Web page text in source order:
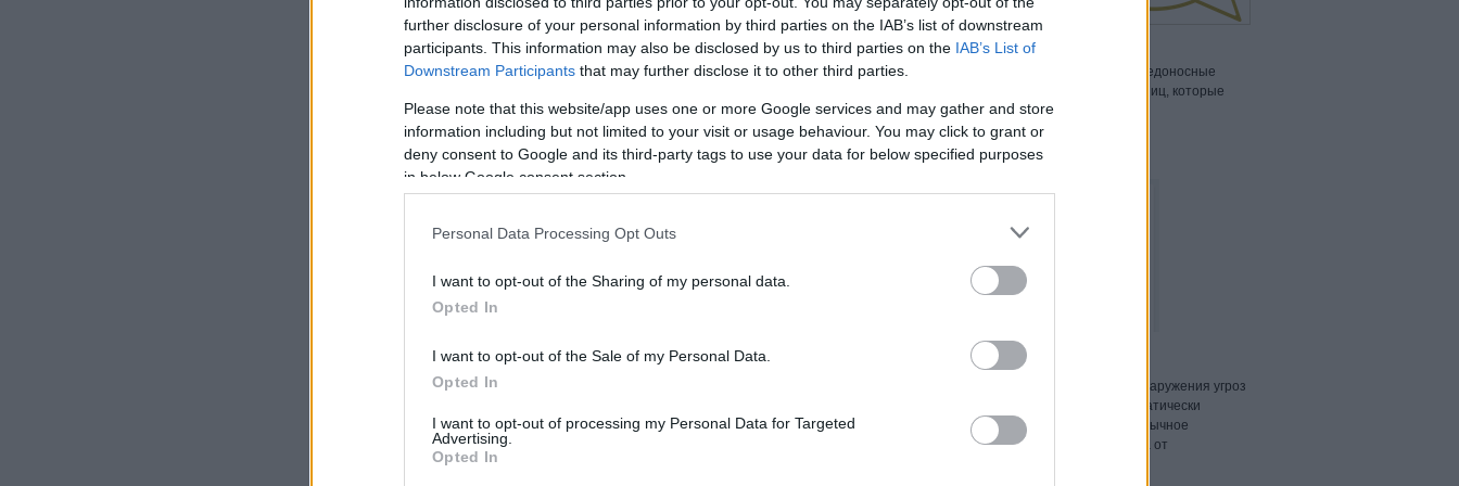
further disclosure of your personal information by third parties on the IAB’s list of downstream
participants. This information may also be disclosed by us to third parties on the IAB’s List of
Downstream Participants that may further disclose it to other third parties.
Please note that this website/app uses one or more Google services and may gather and store
information including but not limited to your visit or usage behaviour. You may click to grant or
deny consent to Google and its third-party tags to use your data for below specified purposes
in below Google consent section.
Personal Data Processing Opt Outs
I want to opt-out of the Sharing of my personal data.
Opted In
I want to opt-out of the Sale of my Personal Data.
Opted In
I want to opt-out of processing my Personal Data for Targeted
Advertising.
Opted In
Customer’s Choice составляется на основе баллов, полученных вендорами от
пользователей, при этом учитывается как качество, так и количество отзывов.
«Решение систематически превосходило наши существующие решения крупных поставщиков и выявляло вредоносные
файлы, которые были классифицированы как чистые многими антивирусными движками и решениями песочниц, которые
оценивали файлы до их поступления в конечное устройство», — отмечает участник опроса,специалист по
кибербезопасности из сферы услуг.
Kaspersky продолжает улучшать своё решение для защиты конечных устройств, совершенствуя функции обнаружения угроз
и управления системой безопасности. Продукт умеет распознавать аномальное поведение программ, автоматически
детектировать и блокировать трудно выявляемые и бесфайловые угрозы, которые пытаются имитировать обычное
поведение системы, как, например, исполнение скриптов PowerShell. Кроме того, усовершенствована защита от
криптомайнеров и сетевых угроз.